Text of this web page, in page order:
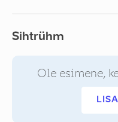
Sihtrühm
Ole esimene,